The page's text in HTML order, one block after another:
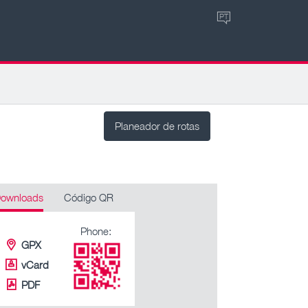
PT
Planeador de rotas
Código QR
GPX
vCard
PDF
Phone: